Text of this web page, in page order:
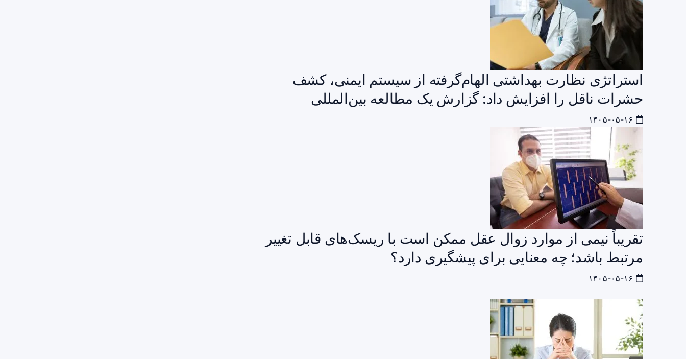
استراتژی نظارت بهداشتی الهام‌گرفته از سیستم ایمنی، کشف
حشرات ناقل را افزایش داد: گزارش یک مطالعه بین‌المللی
تقریباً نیمی از موارد زوال عقل ممکن است با ریسک‌های قابل تغییر
مرتبط باشد؛ چه معنایی برای پیشگیری دارد؟